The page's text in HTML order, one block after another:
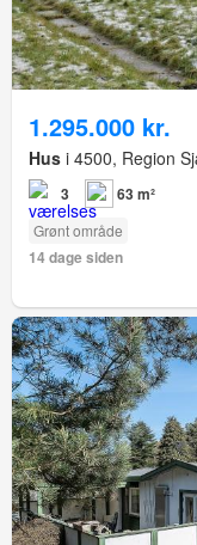
1.295.000 kr.
Hus i 4500, Region
3 63 m²
Grønt område
14 dage siden